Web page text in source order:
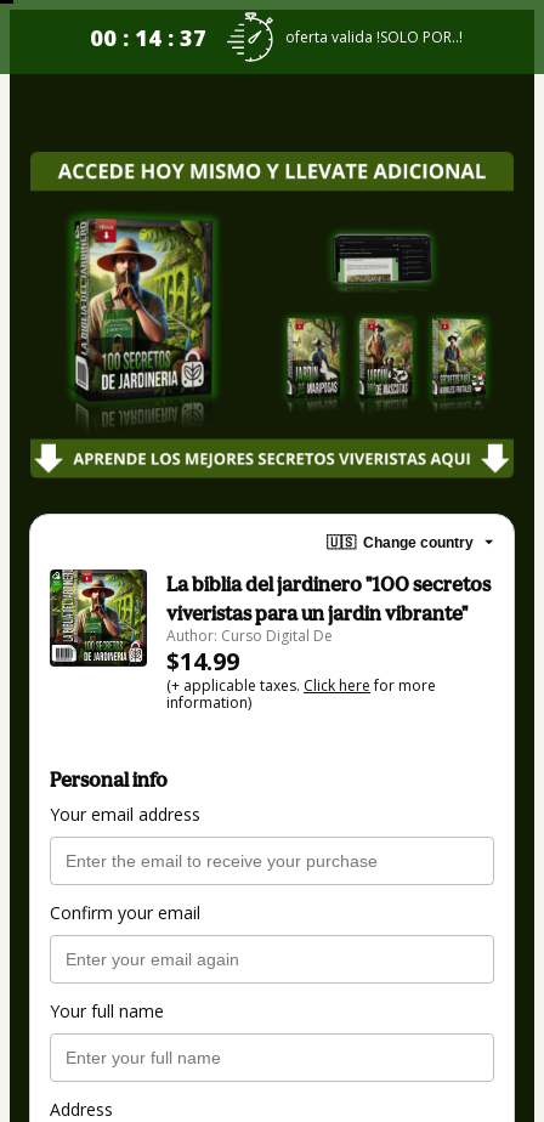
00 : 14 : 36 oferta valida !SOLO POR..!
🇺🇸 Change country
La biblia del jardinero "100 secretos
viveristas para un jardin vibrante"
Author: Curso Digital De
$14.99
(+ applicable taxes. Click herefor more
information)
Personal info
Your email address
Confirm your email
Your full name
Address